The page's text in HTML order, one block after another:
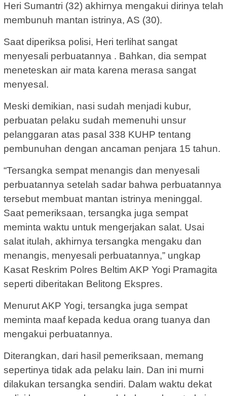
Heri Sumantri (32) akhirnya mengakui dirinya telah
membunuh mantan istrinya, AS (30).
Saat diperiksa polisi, Heri terlihat sangat
menyesali perbuatannya . Bahkan, dia sempat
meneteskan air mata karena merasa sangat
menyesal.
Meski demikian, nasi sudah menjadi kubur,
perbuatan pelaku sudah memenuhi unsur
pelanggaran atas pasal 338 KUHP tentang
pembunuhan dengan ancaman penjara 15 tahun.
“Tersangka sempat menangis dan menyesali
perbuatannya setelah sadar bahwa perbuatannya
tersebut membuat mantan istrinya meninggal.
Saat pemeriksaan, tersangka juga sempat
meminta waktu untuk mengerjakan salat. Usai
salat itulah, akhirnya tersangka mengaku dan
menangis, menyesali perbuatannya,” ungkap
Kasat Reskrim Polres Beltim AKP Yogi Pramagita
seperti diberitakan Belitong Ekspres.
Menurut AKP Yogi, tersangka juga sempat
meminta maaf kepada kedua orang tuanya dan
mengakui perbuatannya.
Diterangkan, dari hasil pemeriksaan, memang
sepertinya tidak ada pelaku lain. Dan ini murni
dilakukan tersangka sendiri. Dalam waktu dekat